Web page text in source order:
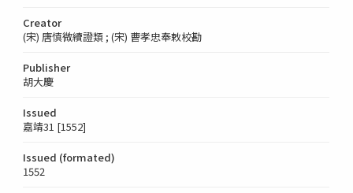
Creator
(宋) 唐慎微續證類 ; (宋) 曹孝忠奉敕校勘
Publisher
胡大慶
Issued
嘉靖31 [1552]
Issued (formated)
1552